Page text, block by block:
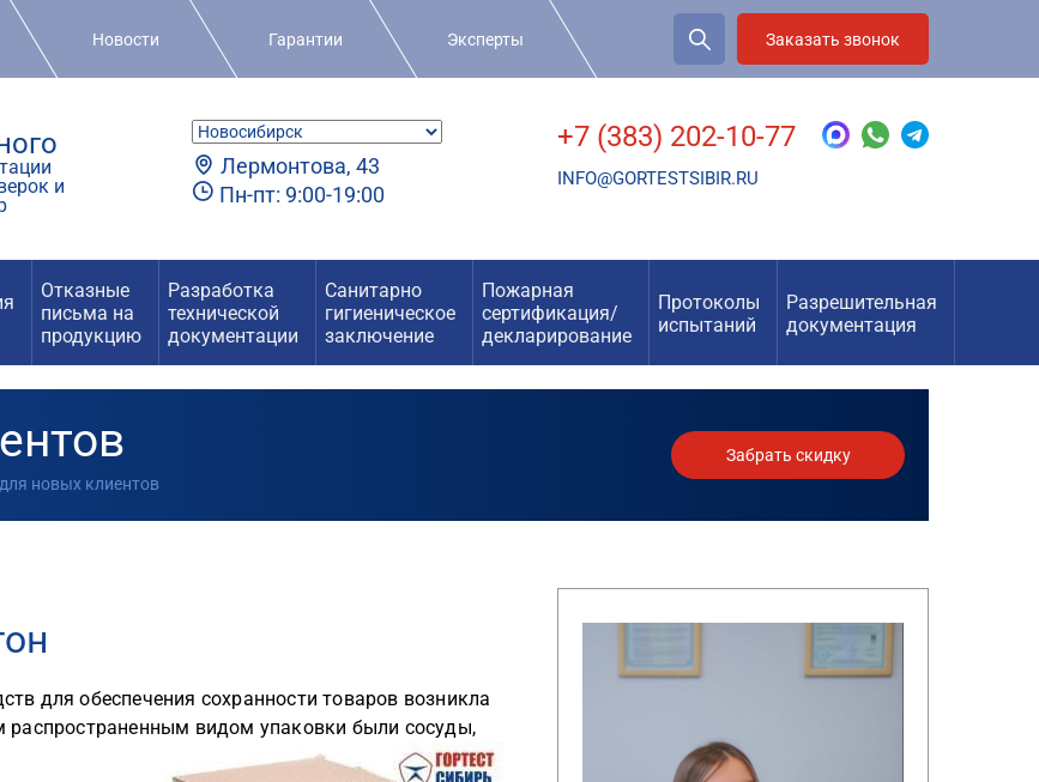
Новости Гарантии Эксперты Заказать звонок
и
Лермонтова, 43
Пн-пт: 9:00-19:00
+7 (383) 202-10-77
INFO@GORTESTSIBIR.RU
Отказные
письма на
продукцию
Разработка
технической
документации
Санитарно
гигиеническое
заключение
Пожарная
сертификация/
декларирование
Протоколы
испытаний
Разрешительная
документация
новых клиентов
Забрать скидку
для обеспечения сохранности товаров возникла
видом упаковки были сосуды,